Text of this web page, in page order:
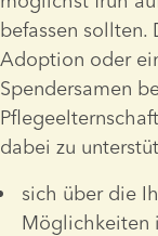
befassen sollten.
Adoption oder
Spendersamen
dabei zu
sich über die
Möglichkeiten